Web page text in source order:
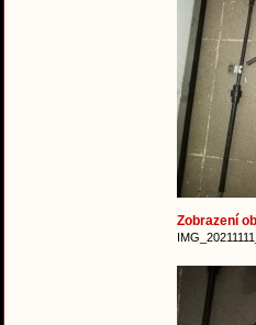
Zobrazení